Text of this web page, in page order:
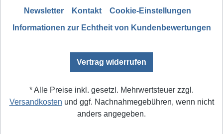
Newsletter
Kontakt
Cookie-Einstellungen
Informationen zur Echtheit von Kundenbewertungen
Vertrag widerrufen
* Alle Preise inkl. gesetzl. Mehrwertsteuer zzgl.
Versandkosten und ggf. Nachnahmegebühren, wenn nicht
anders angegeben.